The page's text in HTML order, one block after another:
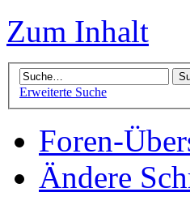
Zum Inhalt
Erweiterte Suche
Foren-
Ändere